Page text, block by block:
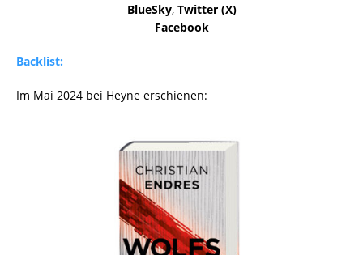
BlueSky, Twitter (X)
Facebook
Backlist:
Im Mai 2024 bei Heyne erschienen: